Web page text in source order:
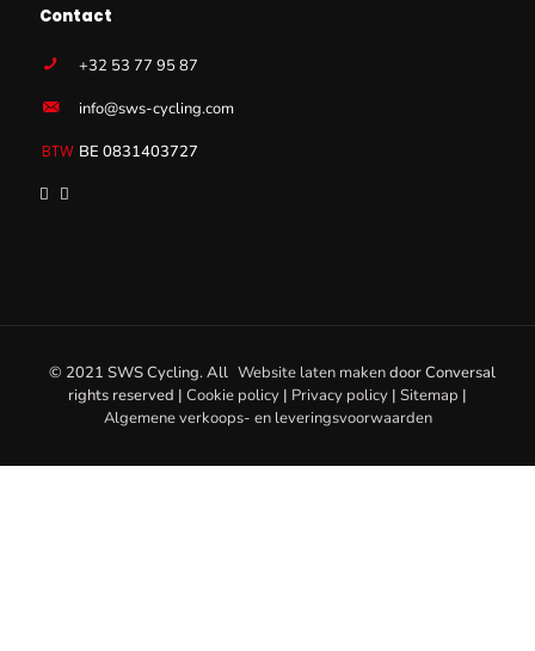
Contact
+32 53 77 95 87
info@sws-cycling.com
BE 0831403727
Website laten makendoorConversal
© 2021 SWS Cycling. All
rights reserved | Cookie policy | Privacy policy | Sitemap |
Algemene verkoops- en leveringsvoorwaarden